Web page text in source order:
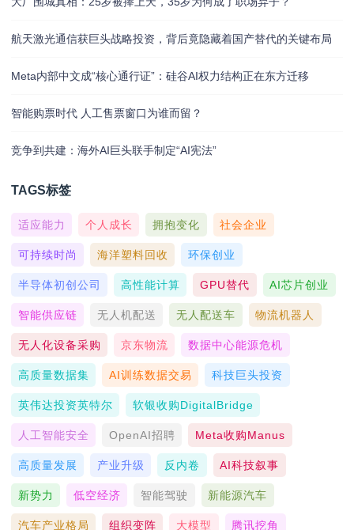
航天激光通信获巨头战略投资，背后竟隐藏着国产替代的关键布局
Meta内部中文成“核心通行证”：硅谷AI权力结构正在东方迁移
智能购票时代 人工售票窗口为谁而留？
竞争到共建：海外AI巨头联手制定“AI宪法”
TAGS标签
适应能力 个人成长 拥抱变化 社会企业
可持续时尚 海洋塑料回收 环保创业
半导体初创公司 高性能计算 GPU替代 AI芯片创业
智能供应链 无人机配送 无人配送车 物流机器人
无人化设备采购 京东物流 数据中心能源危机
高质量数据集 AI训练数据交易 科技巨头投资
英伟达投资英特尔 软银收购DigitalBridge
人工智能安全 OpenAI招聘 Meta收购Manus
高质量发展 产业升级 反内卷 AI科技叙事
新势力 低空经济 智能驾驶 新能源汽车
汽车产业格局 组织变阵 大模型 腾讯挖角